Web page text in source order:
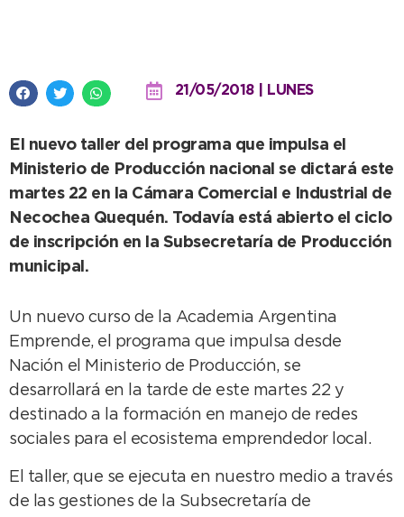
21/05/2018 | LUNES
El nuevo taller del programa que impulsa el
Ministerio de Producción nacional se dictará este
martes 22 en la Cámara Comercial e Industrial de
Necochea Quequén. Todavía está abierto el ciclo
de inscripción en la Subsecretaría de Producción
municipal.
Un nuevo curso de la Academia Argentina
Emprende, el programa que impulsa desde
Nación el Ministerio de Producción, se
desarrollará en la tarde de este martes 22 y
destinado a la formación en manejo de redes
sociales para el ecosistema emprendedor local.
El taller, que se ejecuta en nuestro medio a través
de las gestiones de la Subsecretaría de